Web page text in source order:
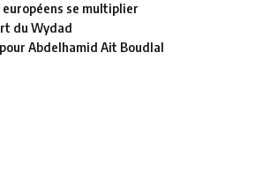
se multiplier
du Wydad
Abdelhamid Ait Boudlal